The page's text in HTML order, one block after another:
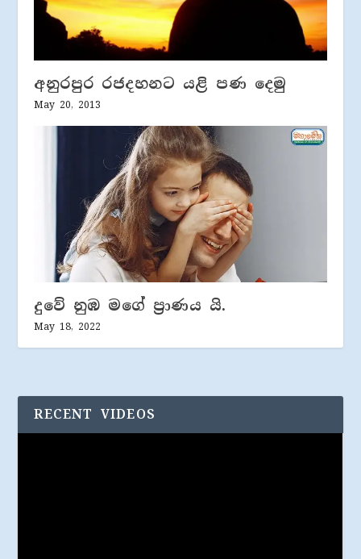
අනුරපුර රජදහනට යළි පණ දෙමු
May 20, 2013
දුවේ නුඹ මගේ ප්‍රාණය යි.
May 18, 2022
RECENT VIDEOS